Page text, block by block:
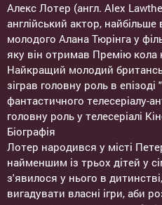
Алекс Лотер (англ. Alex
англійський актор,
молодого Алана Тюрінга у
яку він отримав Премію кола
Найкращий молодий
зіграв головну роль в
фантастичного телесеріалу-
головну роль у телесеріалі
Біографія
Лотер народився у місті
найменшим із трьох дітей у
з'явилося у нього в
вигадувати власні ігри, аби